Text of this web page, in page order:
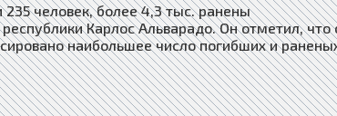
человек, более 4,3 тыс. ранены
Карлос Альварадо. Он отметил,
наибольшее число погибших и